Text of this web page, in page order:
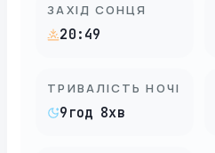
ЗАХІД СОНЦЯ
20:49
ТРИВАЛІСТЬ НОЧІ
9год 8хв